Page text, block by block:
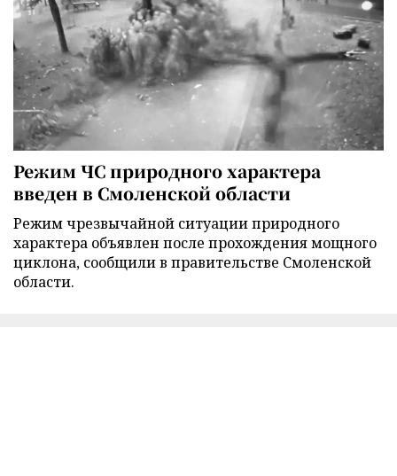
Режим ЧС природного характера
введен в Смоленской области
Режим чрезвычайной ситуации природного
характера объявлен после прохождения мощного
циклона, сообщили в правительстве Смоленской
области.